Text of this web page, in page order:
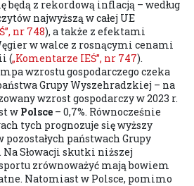
będą z rekordową inflacją – według
najwyższą w całej UE
nr 748), a także z efektami
w walce z rosnącymi cenami
(„Komentarze IEŚ”, nr 747).
wzrostu gospodarczego czeka
Grupy Wyszehradzkiej – na
wzrost gospodarczy w 2023 r.
w Polsce – 0,7%. Równocześnie
tych prognozuje się wyższy
państwach Grupy
Słowacji skutki niższej
zrównoważyć mają bowiem
Natomiast w Polsce, pomimo